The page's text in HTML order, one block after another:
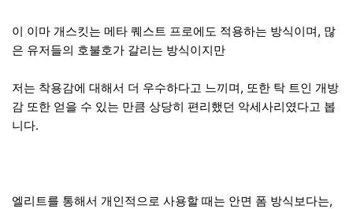
이 이마 개스킷는 메타 퀘스트 프로에도 적용하는 방식이며, 많
은 유저들의 호불호가 갈리는 방식이지만
저는 착용감에 대해서 더 우수하다고 느끼며, 또한 탁 트인 개방
감 또한 얻을 수 있는 만큼 상당히 편리했던 악세사리였다고 봅
니다.
엘리트를 통해서 개인적으로 사용할 때는 안면 폼 방식보다는,